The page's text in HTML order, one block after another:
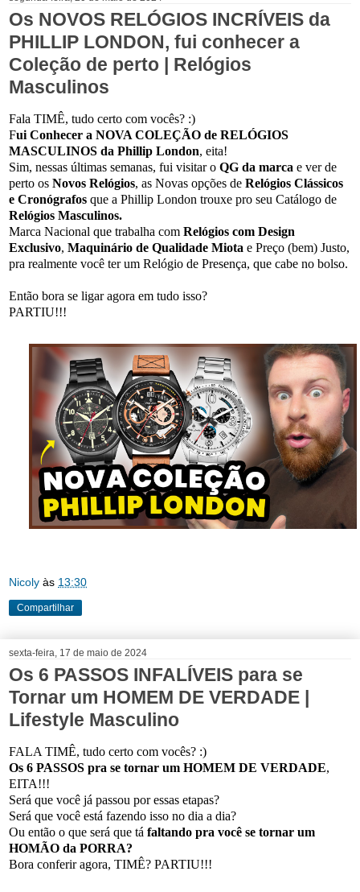
Os NOVOS RELÓGIOS INCRÍVEIS da
PHILLIP LONDON, fui conhecer a
Coleção de perto | Relógios
Masculinos
Fala TIMÊ, tudo certo com vocês? :)
Fui Conhecer a NOVA COLEÇÃO de RELÓGIOS
MASCULINOS da Phillip London, eita!
Sim, nessas últimas semanas, fui visitar o QG da marca e ver de
perto os Novos Relógios, as Novas opções de Relógios Clássicos
e Cronógrafos que a Phillip London trouxe pro seu Catálogo de
Relógios Masculinos.
Marca Nacional que trabalha com Relógios com Design
Exclusivo, Maquinário de Qualidade Miota e Preço (bem) Justo,
pra realmente você ter um Relógio de Presença, que cabe no bolso.
Então bora se ligar agora em tudo isso?
PARTIU!!!
Nicoly às 13:30
Compartilhar
sexta-feira, 17 de maio de 2024
Os 6 PASSOS INFALÍVEIS para se
Tornar um HOMEM DE VERDADE |
Lifestyle Masculino
FALA TIMÊ, tudo certo com vocês? :)
Os 6 PASSOS pra se tornar um HOMEM DE VERDADE,
EITA!!!
Será que você já passou por essas etapas?
Será que você está fazendo isso no dia a dia?
Ou então o que será que tá faltando pra você se tornar um
HOMÃO da PORRA?
Bora conferir agora, TIMÊ? PARTIU!!!